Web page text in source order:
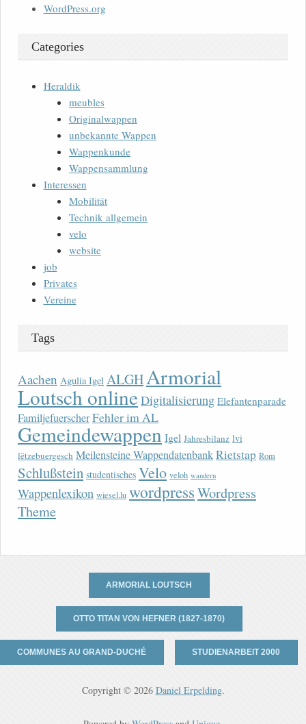
WordPress.org
Categories
Heraldik
meubles
Originalwappen
unbekannte Wappen
Wappenkunde
Wappensammlung
Interessen
Mobilität
Technik allgemein
velo
website
job
Privates
Vereine
Tags
Aachen Agulia Igel ALGHArmorial
Loutsch onlineDigitalisierung Elefantenparade
FamiljefuerscherFehler im AL
Gemeindewappen Igel Jahresbilanz lvi
lëtzebuergesch Meilensteine WappendatenbankRietstap Rom
Schlußstein studentisches Velo veloh wandern
Wappenlexikon wiesel.lu wordpressWordpress
Theme
ARMORIAL LOUTSCH
OTTO TITAN VON HEFNER (1827-1870)
COMMUNES AU GRAND-DUCHÉ STUDIENARBEIT 2000
Copyright © 2026 Daniel Erpelding.